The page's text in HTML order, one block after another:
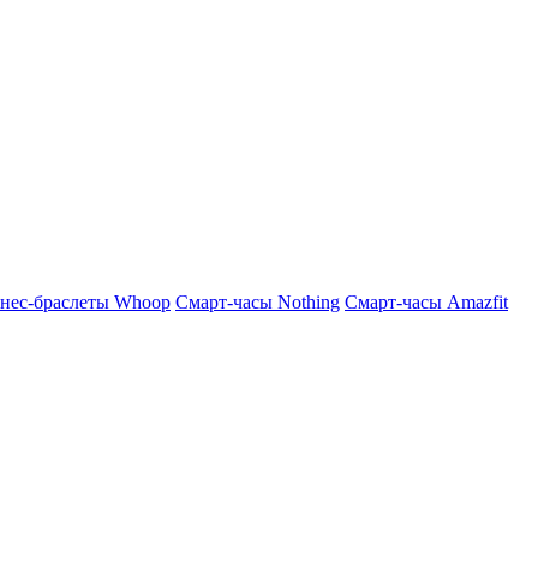
браслеты Whoop Смарт-часы Nothing Смарт-часы Amazfit